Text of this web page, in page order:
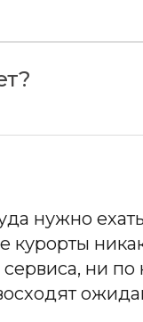
нужно
курорты
ни